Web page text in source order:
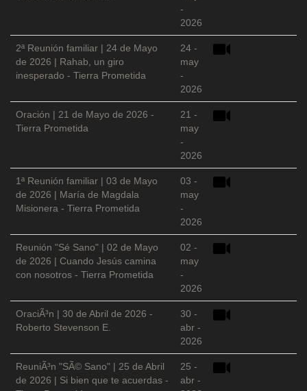
-
2026
2ª Reunión familiar | 24 de Mayo
de 2026 | Rahab, un giro
inesperado - Tierra Prometida
24 -
may
-
2026
Oración | 21 de Mayo de 2026 -
Tierra Prometida
21 -
may
-
2026
1ª Reunión familiar | 03 de Mayo
de 2026 | María de Magdala
Misionera - Tierra Prometida
03 -
may
-
2026
Reunión "Sé Sano" | 02 de Mayo
de 2026 | Cuando Jesús camina
con nosotros - Tierra Prometida
02 -
may
-
2026
OraciÃ³n | 30 de Abril de 2026 -
Roberto Stevenson E.
30 -
abr -
2026
ReuniÃ³n "SÃ© Sano" | 25 de Abril
de 2026 | Si bien que te acuerdas -
25 -
abr -